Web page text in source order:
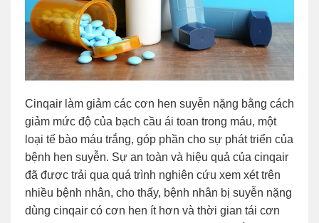
Cinqair làm giảm các cơn hen suyễn nặng bằng cách
giảm mức độ của bạch cầu ái toan trong máu, một
loại tế bào máu trắng, góp phần cho sự phát triển của
bệnh hen suyễn. Sự an toàn và hiệu quả của cinqair
đã được trải qua quá trình nghiên cứu xem xét trên
nhiều bệnh nhân, cho thấy, bệnh nhân bị suyễn nặng
dùng cinqair có cơn hen ít hơn và thời gian tái cơn